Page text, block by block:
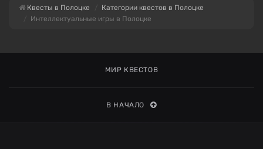
Квесты в Полоцке
Категории квестов в Полоцке
Интеллектуальные игры в Полоцке
МИР КВЕСТОВ
В НАЧАЛО